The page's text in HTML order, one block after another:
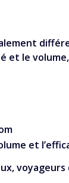
et le
et
voyageurs